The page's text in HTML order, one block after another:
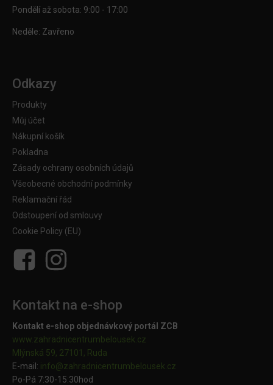
Pondělí až sobota: 9:00 - 17:00
Neděle: Zavřeno
Odkazy
Produkty
Můj účet
Nákupní košík
Pokladna
Zásady ochrany osobních údajů
Všeobecné obchodní podmínky
Reklamační řád
Odstoupení od smlouvy
Cookie Policy (EU)
Kontakt na e-shop
Kontakt e-shop objednávkový portál ZCB
www.zahradnicentrumbelousek.cz
Mlýnská 59, 27101, Ruda
E-mail: info@zahradnicentrumbelousek.cz
Po-Pá 7:30-15:30hod